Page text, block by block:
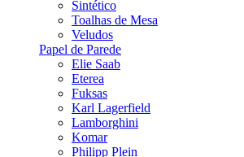
Sintético
Toalhas de Mesa
Veludos
Papel de Parede
Elie Saab
Eterea
Fuksas
Karl Lagerfield
Lamborghini
Komar
Philipp Plein